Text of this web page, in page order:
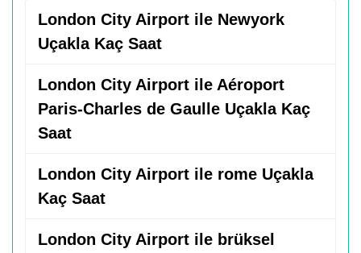
London City Airport ile Newyork
Uçakla Kaç Saat
London City Airport ile Aéroport
Paris-Charles de Gaulle Uçakla Kaç
Saat
London City Airport ile rome Uçakla
Kaç Saat
London City Airport ile brüksel